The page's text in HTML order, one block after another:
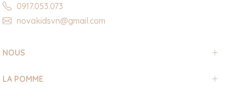
0917.053.073
novakidsvn@gmail.com
NOUS
LA POMME